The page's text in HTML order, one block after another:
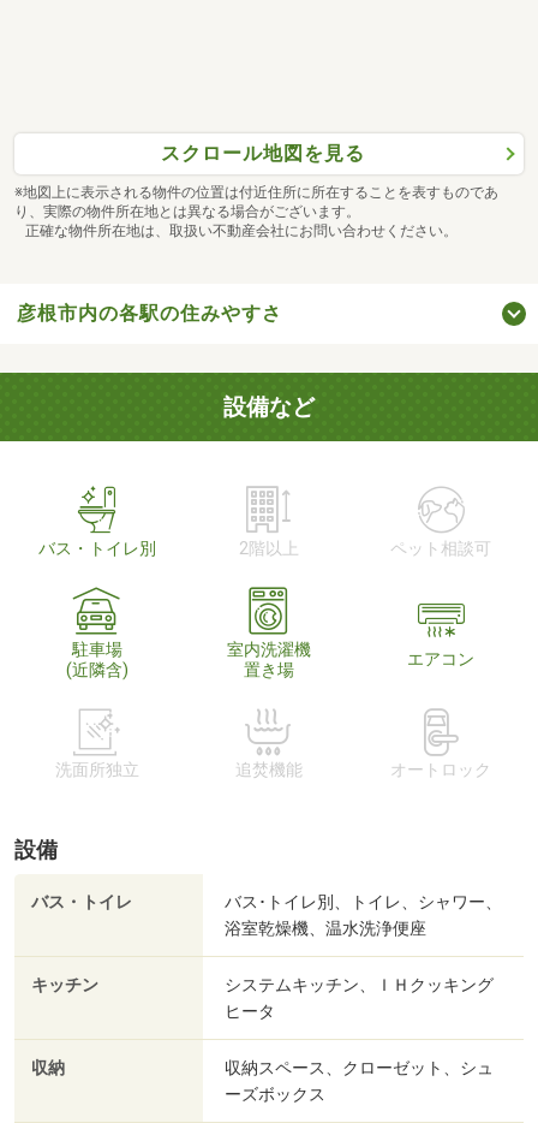
スクロール地図を見る
※地図上に表示される物件の位置は付近住所に所在することを表すものであ
り、実際の物件所在地とは異なる場合がございます。
正確な物件所在地は、取扱い不動産会社にお問い合わせください。
彦根市内の各駅の住みやすさ
設備など
バス・トイレ別 2階以上 ペット相談可
駐車場
(近隣含)
室内洗濯機
置き場
エアコン
洗面所独立 追焚機能 オートロック
設備
バス・トイレ
バス･トイレ別、トイレ、シャワー、
浴室乾燥機、温水洗浄便座
キッチン
システムキッチン、ＩＨクッキング
ヒータ
収納
収納スペース、クローゼット、シュ
ーズボックス